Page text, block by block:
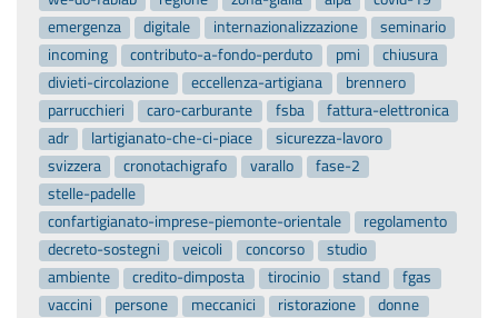
emergenza
digitale internazionalizzazione
seminario
incoming
contributo-a-fondo-perduto pmi
chiusura
divieti-circolazione
eccellenza-artigiana
brennero
parrucchieri
caro-carburante fsba
fattura-elettronica
adr
lartigianato-che-ci-piace
sicurezza-lavoro
svizzera
cronotachigrafo varallo
fase-2
stelle-padelle
confartigianato-imprese-piemonte-orientale
regolamento
decreto-sostegni
veicoli concorso
studio
ambiente
credito-dimposta tirocinio stand
fgas
vaccini
persone meccanici ristorazione
donne